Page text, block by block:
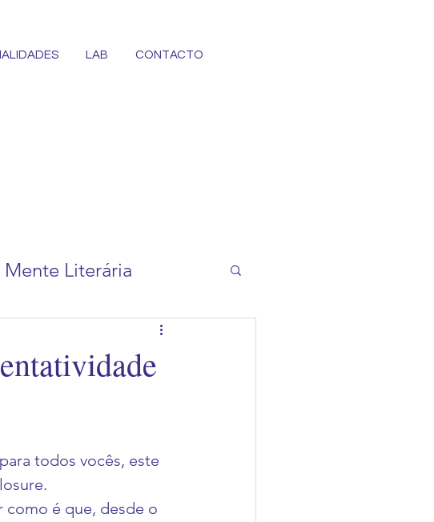
LAB CONTACTO
Mente Literária
todos vocês, este
como é que, desde o